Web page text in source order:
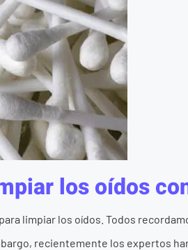
los oídos
limpiar los oídos. Todos
recientemente los expertos han